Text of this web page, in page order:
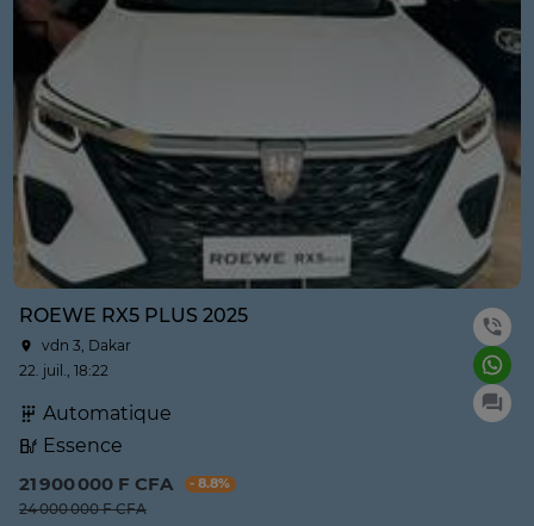
ROEWE RX5 PLUS 2025
vdn 3, Dakar
22. juil., 18:22
Automatique
Essence
21 900 000 F CFA
- 8.8%
24 000 000 F CFA